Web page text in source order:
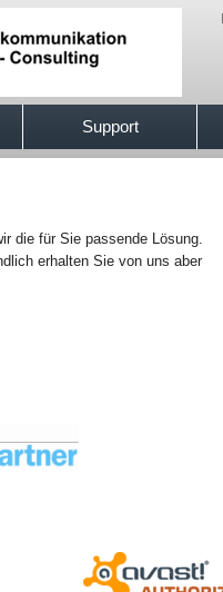
Support
die für Sie passende Lösung.
erhalten Sie von uns aber